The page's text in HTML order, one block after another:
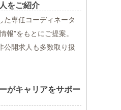
をご紹介
た専任コーディネータ
報”をもとにご提案。
公開求人も多数取り扱
がキャリアをサポー